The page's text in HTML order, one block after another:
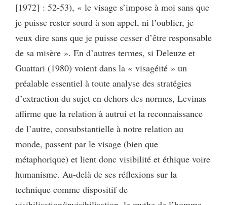
[1972] : 52-53), « le visage s’impose à moi sans que
je puisse rester sourd à son appel, ni l’oublier, je
veux dire sans que je puisse cesser d’être responsable
de sa misère ». En d’autres termes, si Deleuze et
Guattari (1980) voient dans la « visagéité » un
préalable essentiel à toute analyse des stratégies
d’extraction du sujet en dehors des normes, Levinas
affirme que la relation à autrui et la reconnaissance
de l’autre, consubstantielle à notre relation au
monde, passent par le visage (bien que
métaphorique) et lient donc visibilité et éthique voire
humanisme. Au-delà de ses réflexions sur la
technique comme dispositif de